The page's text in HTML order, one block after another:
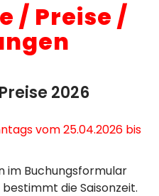
/ Preise /
2026
vom 25.04.2026 bis
im Buchungsformular
die Saisonzeit.